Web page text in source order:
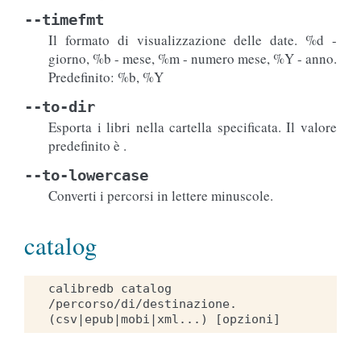
--timefmt
Il formato di visualizzazione delle date. %d -
giorno, %b - mese, %m - numero mese, %Y - anno.
Predefinito: %b, %Y
--to-dir
Esporta i libri nella cartella specificata. Il valore
predefinito è .
--to-lowercase
Converti i percorsi in lettere minuscole.
catalog
calibredb catalog
/percorso/di/destinazione.